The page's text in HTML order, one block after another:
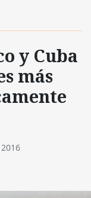
y Cuba
más